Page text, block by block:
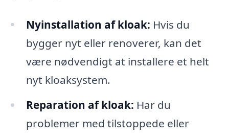
Nyinstallation af kloak: Hvis du
bygger nyt eller renoverer, kan det
være nødvendigt at installere et helt
nyt kloaksystem.
Reparation af kloak: Har du
problemer med tilstoppede eller